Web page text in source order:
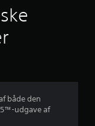
både den
udgave af